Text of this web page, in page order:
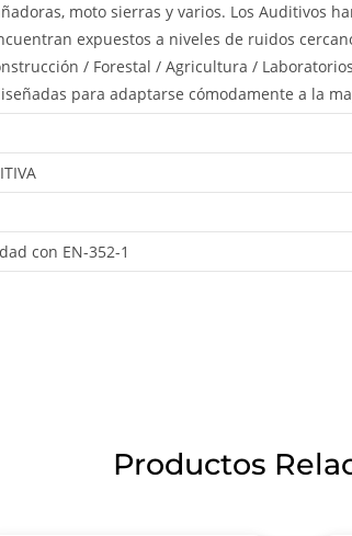
moto sierras y varios. Los Auditivos
expuestos a niveles de ruidos
/ Forestal / Agricultura /
para adaptarse cómodamente a la
con EN-352-1
Productos